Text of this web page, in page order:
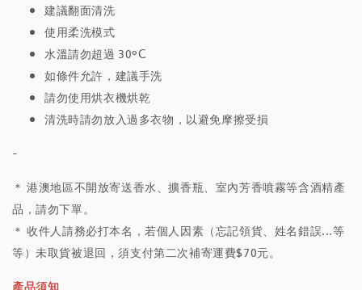
建議翻面清洗
使用柔洗模式
水溫請勿超過 30°C
如條件允許，建議手洗
請勿使用烘衣機烘乾
清洗時請勿放入過多衣物，以避免摩擦受損
-
＊ 港澳地區不開放寄送香水、擴香瓶、室內芳香噴霧等含酒精產
品，請勿下單。
＊ 收件人請務必打本名，若個人因素（忘記領貨、姓名錯誤...等
等）未取貨被退回，須支付第二次補寄運費$70元。